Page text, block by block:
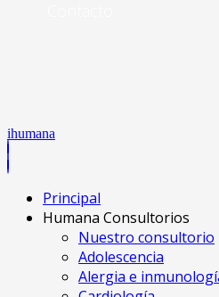
ihumana
Principal
Humana Consultorios
Nuestro consultorio
Adolescencia
Alergia e